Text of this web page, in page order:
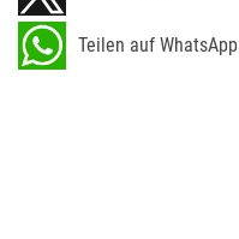
Teilen auf WhatsApp